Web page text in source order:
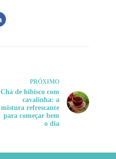
PRÓXIMO
Chá de hibisco com
cavalinha: a
mistura refrescante
para começar bem
o dia